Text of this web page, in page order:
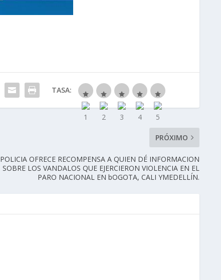
TASA:
PRÓXIMO
POLICIA OFRECE RECOMPENSA A QUIEN DÉ INFORMACION
SOBRE LOS VANDALOS QUE EJERCIERON VIOLENCIA EN EL
PARO NACIONAL EN bOGOTA, CALI YMEDELLÍN.